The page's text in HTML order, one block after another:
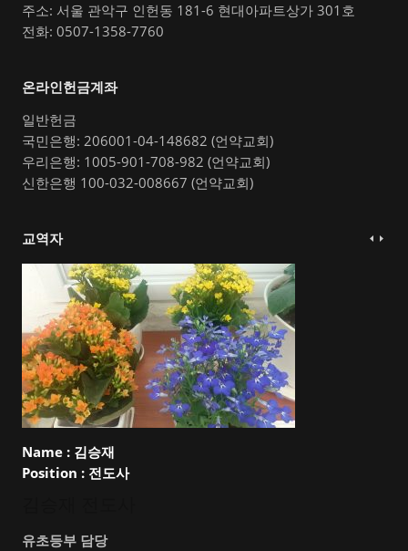
주소: 서울 관악구 인헌동 181-6 현대아파트상가 301호
전화: 0507-1358-7760
온라인헌금계좌
일반헌금
국민은행: 206001-04-148682 (언약교회)
우리은행: 1005-901-708-982 (언약교회)
신한은행 100-032-008667 (언약교회)
교역자
Name : 김승재
Position : 전도사
유초등부 담당